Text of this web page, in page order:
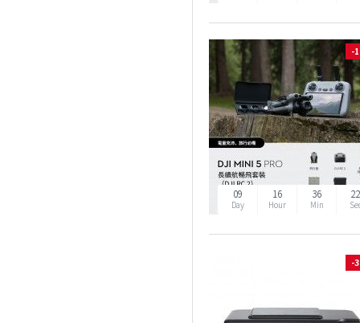
-
09
Day
16
Hour
36
Min
-